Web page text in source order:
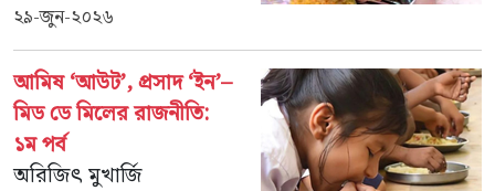
২৯-জুন-২০২৬
আমিষ ‘আউট’, প্রসাদ ‘ইন’–
মিড ডে মিলের রাজনীতি:
১ম পর্ব
অরিজিৎ মুখার্জি